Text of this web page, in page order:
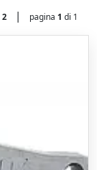
2 | pagina 1 di 1